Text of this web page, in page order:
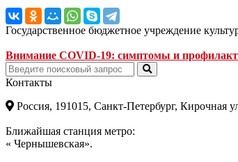
Государственное бюджетное учреждение
Внимание COVID-19: симптомы и
Контакты
Россия, 191015, Санкт-Петербург, Кирочная
Ближайшая станция метро:
« Чернышевская».